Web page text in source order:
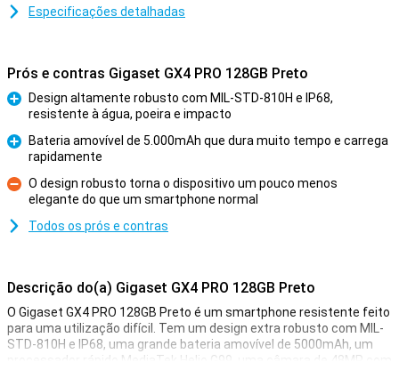
Especificações detalhadas
Prós e contras Gigaset GX4 PRO 128GB Preto
Prós
Design altamente robusto com MIL-STD-810H e IP68,
resistente à água, poeira e impacto
Prós
Bateria amovível de 5.000mAh que dura muito tempo e carrega
rapidamente
Contras
O design robusto torna o dispositivo um pouco menos
elegante do que um smartphone normal
Todos os prós e contras
Descrição do(a) Gigaset GX4 PRO 128GB Preto
O Gigaset GX4 PRO 128GB Preto é um smartphone resistente feito
para uma utilização difícil. Tem um design extra robusto com MIL-
STD-810H e IP68, uma grande bateria amovível de 5000mAh, um
processador rápido MediaTek Helio G99, uma câmara de 48MP com